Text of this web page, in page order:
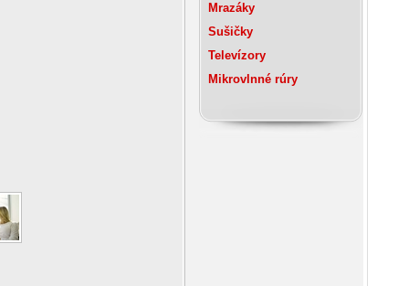
Mrazáky
Sušičky
Televízory
Mikrovlnné rúry